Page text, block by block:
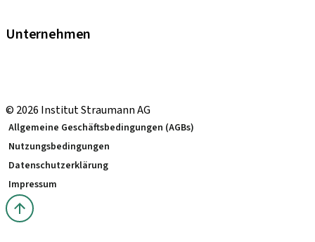
Unternehmen
© 2026 Institut Straumann AG
Allgemeine Geschäftsbedingungen (AGBs)
Nutzungsbedingungen
Datenschutzerklärung
Impressum